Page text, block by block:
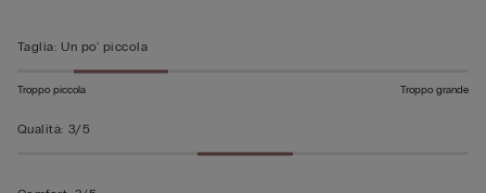
Taglia: Un po' piccola
Troppo piccola Troppo grande
Qualità: 3/5